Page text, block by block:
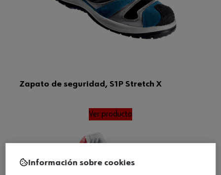
Zapato de seguridad, S1P Stretch X
Ver producto
Información sobre cookies